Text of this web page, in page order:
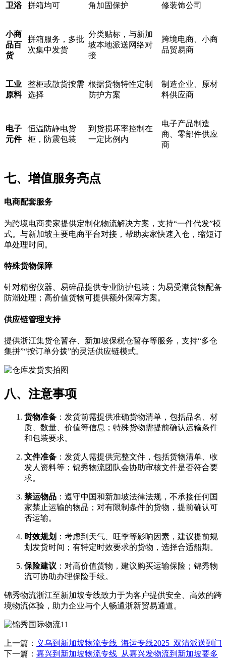
卫浴
拼箱均可
角加固保护
修装饰公司
小商
品百
货
拼箱服务，多批
次集中发货
分类贴标，与新加
坡本地派送网络对
接
跨境电商、小商
品贸易商
工业
原料
整柜或散货按需
选择
根据货物特性定制
防护方案
制造企业、原材
料供应商
电子
元件
恒温防静电货
柜，防震包装
到货损坏率控制在
一定比例内
电子产品制造
商、零部件供应
商
七、增值服务亮点
电商配套服务
为跨境电商卖家提供定制化物流解决方案，支持“一件代发”模
式。与新加坡主要电商平台对接，帮助卖家快速入仓，缩短订
单处理时间。
特殊货物保障
针对精密仪器、易碎品提供专业防护包装；为易受潮货物配备
防潮处理；高价值货物可提供额外保障方案。
供应链管理支持
提供浙江集货仓暂存、新加坡保税仓暂存等服务，支持“多仓
集拼”“按订单分拨”的灵活供应链模式。
八、注意事项
货物准备 ​：发货前需提供准确货物清单，包括品名、材
质、数量、价值等信息；特殊货物需提前确认运输条件
和包装要求。
文件准备 ​：发货人需提供完整文件，包括货物清单、收
发人资料等；锦秀物流团队会协助审核文件是否符合要
求。
禁运物品 ​：遵守中国和新加坡法律法规，不承接任何国
家禁止运输的物品；对有限制条件的货物，提前确认可
否运输。
时效规划 ​：考虑到天气、旺季等影响因素，建议提前规
划发货时间；有特定时效要求的货物，选择合适船期。
保险建议 ​：对高价值货物，建议购买运输保险；锦秀物
流可协助办理保险手续。
锦秀物流浙江至新加坡专线致力于为客户提供安全、高效的跨
境物流体验，助力企业与个人畅通浙新贸易通道。
上一篇： 义乌到新加坡物流专线_海运专线2025_双清派送到门
下一篇： 嘉兴到新加坡物流专线_从嘉兴发物流到新加坡要多